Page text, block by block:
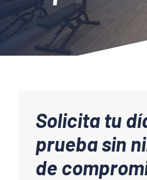
Centros
Contacto
Solicita tu
prueba sin
de